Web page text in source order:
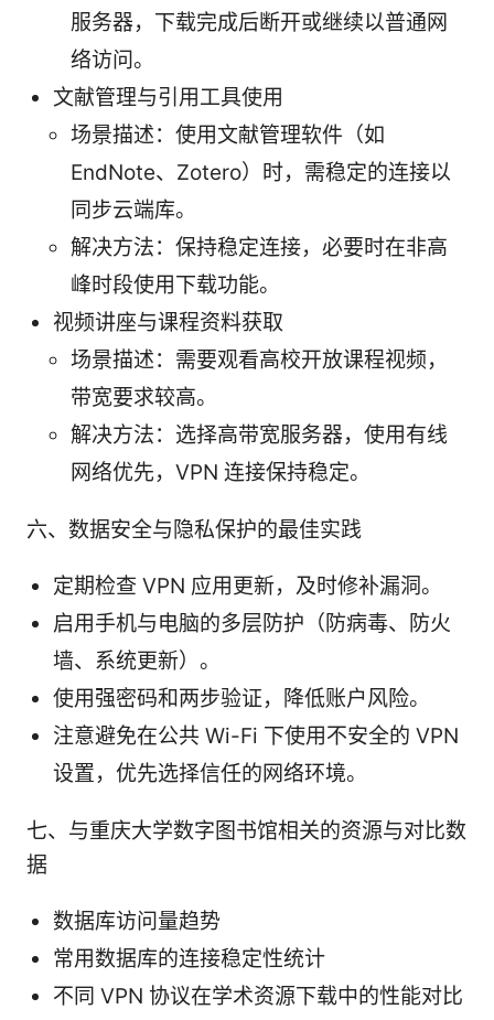
服务器，下载完成后断开或继续以普通网
络访问。
文献管理与引用工具使用
场景描述：使用文献管理软件（如
EndNote、Zotero）时，需稳定的连接以
同步云端库。
解决方法：保持稳定连接，必要时在非高
峰时段使用下载功能。
视频讲座与课程资料获取
场景描述：需要观看高校开放课程视频，
带宽要求较高。
解决方法：选择高带宽服务器，使用有线
网络优先，VPN 连接保持稳定。
六、数据安全与隐私保护的最佳实践
定期检查 VPN 应用更新，及时修补漏洞。
启用手机与电脑的多层防护（防病毒、防火
墙、系统更新）。
使用强密码和两步验证，降低账户风险。
注意避免在公共 Wi-Fi 下使用不安全的 VPN
设置，优先选择信任的网络环境。
七、与重庆大学数字图书馆相关的资源与对比数
据
数据库访问量趋势
常用数据库的连接稳定性统计
不同 VPN 协议在学术资源下载中的性能对比